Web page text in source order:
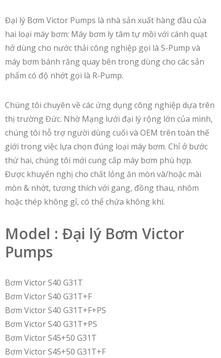
Đại lý Bơm Victor Pumps là nhà sản xuất hàng đầu của
hai loại máy bơm: Máy bơm ly tâm tự mồi với cánh quạt
hở dùng cho nước thải công nghiệp gọi là S-Pump và
máy bơm bánh răng quay bên trong dùng cho các sản
phẩm có độ nhớt gọi là R-Pump.
Chúng tôi chuyên về các ứng dụng công nghiệp dựa trên
thị trường Đức. Nhờ Mạng lưới đại lý rộng lớn của mình,
chúng tôi hỗ trợ người dùng cuối và OEM trên toàn thế
giới trong việc lựa chọn đúng loại máy bơm. Chỉ ở bước
thứ hai, chúng tôi mới cung cấp máy bơm phù hợp.
Được khuyến nghị cho chất lỏng ăn mòn và/hoặc mài
mòn & nhớt, tương thích với gang, đồng thau, nhôm
hoặc thép không gỉ, có thể chứa không khí.
Model : Đại lý Bơm Victor
Pumps
Bơm Victor S40 G31T
Bơm Victor S40 G31T+F
Bơm Victor S40 G31T+F+PS
Bơm Victor S40 G31T+PS
Bơm Victor S45+50 G31T
Bơm Victor S45+50 G31T+F